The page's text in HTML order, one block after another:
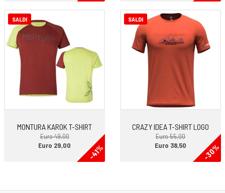
SALDI
MONTURA KAROK T-SHIRT
Euro 49,00
-41%
Euro 29,00
SALDI
CRAZY IDEA T-SHIRT LOGO
Euro 55,00
-30%
Euro 38,50